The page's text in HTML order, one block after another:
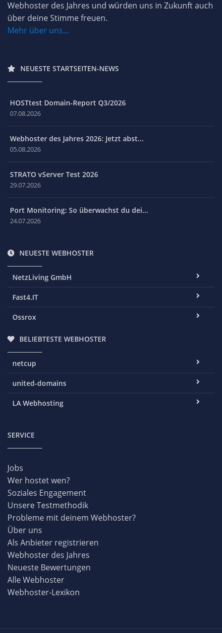
Webhoster des Jahres und würden uns in Zukunft auch
über deine Stimme freuen.
Mehr über uns...
NEUESTE STARTSEITEN-NEWS
HOSTtest Domain-Report Q3/2026
07.08.2026
Webhoster des Jahres 2026: Jetzt abst...
05.08.2026
STRATO vServer Test 2026
29.07.2026
Port Monitoring: So überwachst du dei...
24.07.2026
NEUESTE WEBHOSTER
NetzLiving GmbH
Fast4.IT
Ossrox
BELIEBTESTE WEBHOSTER
netcup
united-domains
LA Webhosting
SERVICE
Jobs
Wer hostet wen?
Soziales Engagement
Unsere Testmethodik
Probleme mit deinem Webhoster?
Über uns
Als Anbieter registrieren
Webhoster des Jahres
Neueste Bewertungen
Alle Webhoster
Webhoster-Lexikon